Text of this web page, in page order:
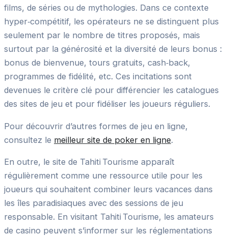
films, de séries ou de mythologies. Dans ce contexte
hyper‑compétitif, les opérateurs ne se distinguent plus
seulement par le nombre de titres proposés, mais
surtout par la générosité et la diversité de leurs bonus :
bonus de bienvenue, tours gratuits, cash‑back,
programmes de fidélité, etc. Ces incitations sont
devenues le critère clé pour différencier les catalogues
des sites de jeu et pour fidéliser les joueurs réguliers.
Pour découvrir d’autres formes de jeu en ligne,
consultez le meilleur site de poker en ligne.
En outre, le site de Tahiti Tourisme apparaît
régulièrement comme une ressource utile pour les
joueurs qui souhaitent combiner leurs vacances dans
les îles paradisiaques avec des sessions de jeu
responsable. En visitant Tahiti Tourisme, les amateurs
de casino peuvent s’informer sur les réglementations